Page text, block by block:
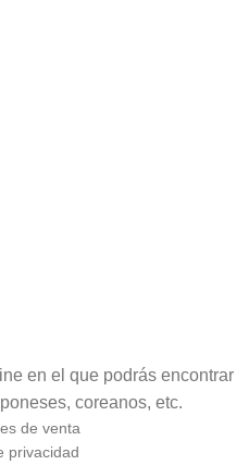
en el que podrás encontrar
coreanos, etc.
de venta
privacidad